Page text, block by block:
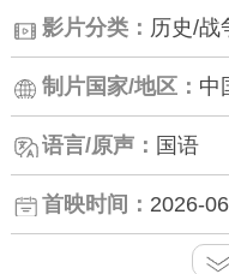
影片分类： 历史/战
制片国家/地区： 中
语言/原声： 国语
首映时间： 2026-